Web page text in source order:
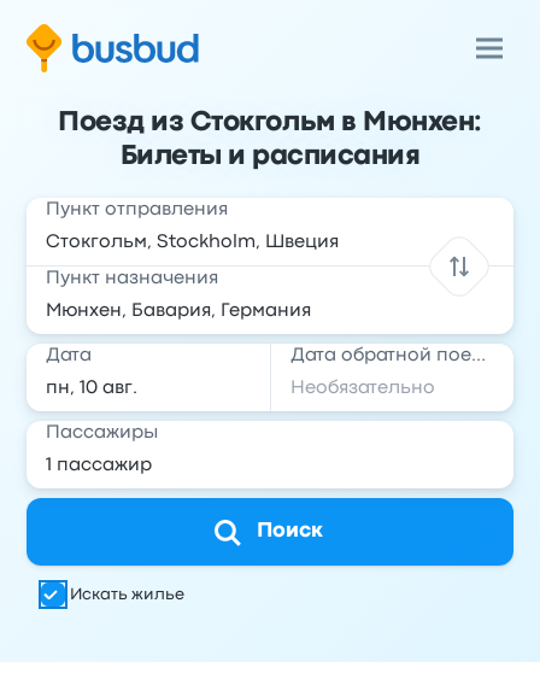
Поезд из Стокгольм в Мюнхен:
Билеты и расписания
Пункт отправления
Пункт назначения
Дата Дата обратной поездки
Пассажиры
Поиск
Искать жилье